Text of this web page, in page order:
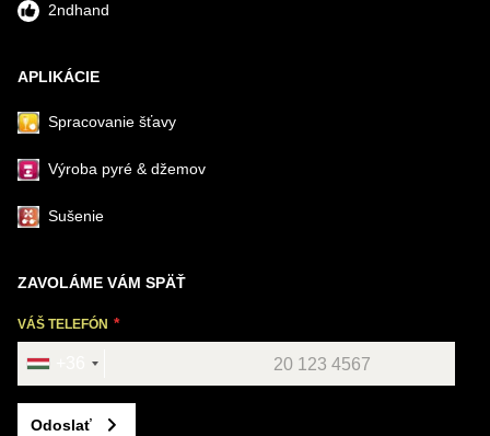
2ndhand
APLIKÁCIE
Spracovanie šťavy
Výroba pyré & džemov
Sušenie
ZAVOLÁME VÁM SPÄŤ
VÁŠ TELEFÓN
Odoslať